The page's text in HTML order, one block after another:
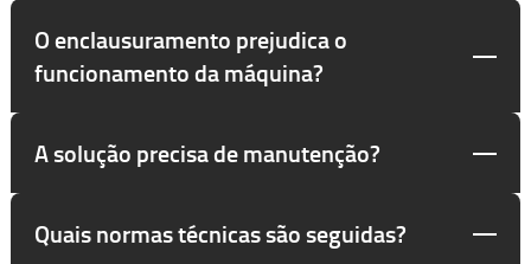
O enclausuramento prejudica o
funcionamento da máquina?
A solução precisa de manutenção?
Quais normas técnicas são seguidas?